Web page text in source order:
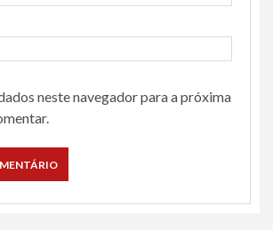
neste navegador para a próxima